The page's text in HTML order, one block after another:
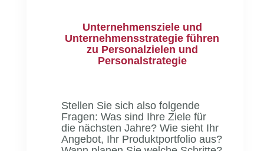
Unternehmensziele und
Unternehmensstrategie führen
zu Personalzielen und
Personalstrategie
Stellen Sie sich also folgende
Fragen: Was sind Ihre Ziele für
die nächsten Jahre? Wie sieht Ihr
Angebot, Ihr Produktportfolio aus?